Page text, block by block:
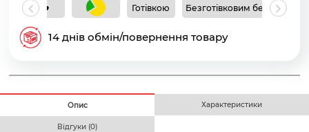
Готівкою Безготівковим без ПДВ
14 днів обмін/повернення товару
Опис Характеристики
Відгуки (0)